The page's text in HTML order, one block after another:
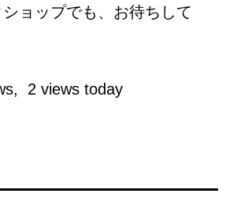
ョップでも、お待ちして
2 views today